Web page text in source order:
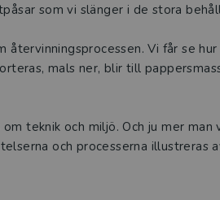
som vi slänger i de stora
återvinningsprocessen. Vi får se hur
mals ner, blir till
teknik och miljö. Och ju mer
och processerna illustreras